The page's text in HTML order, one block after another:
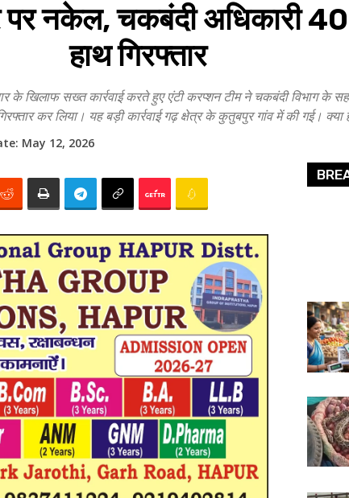
नकेल, चकबंदी अधिकारी 40
हाथ गिरफ्तार
सख्त कार्रवाई करते हुए एंटी करप्शन टीम ने चकबंदी विभाग के
कर लिया। यह बड़ी कार्रवाई गढ़ क्षेत्र के कुतुबपुर गांव में की गई।
May 12, 2026